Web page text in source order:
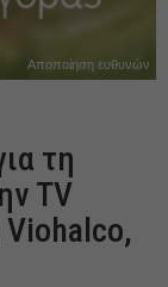
Αποποίηση ευθυνών
τη
TV
Viohalco,